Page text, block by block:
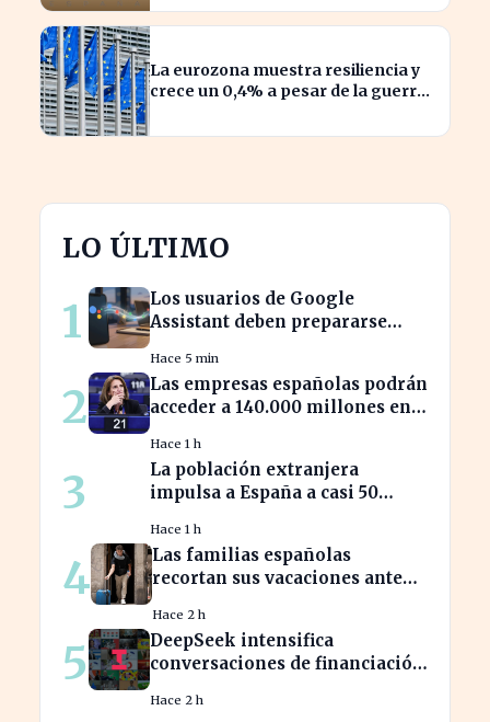
La eurozona muestra resiliencia y
crece un 0,4% a pesar de la guerra
LO ÚLTIMO
1
Los usuarios de Google
Assistant deben prepararse
sus dispositivos.
Hace 5 min
2
Las empresas españolas podrán
acceder a 140.000 millones en
ecológica
Hace 1 h
3
La población extranjera
impulsa a España a casi 50
cifras récord
Hace 1 h
4
Las familias españolas
recortan sus vacaciones ante
libre
Hace 2 h
5
DeepSeek intensifica
conversaciones de financiación
sus modelos
Hace 2 h